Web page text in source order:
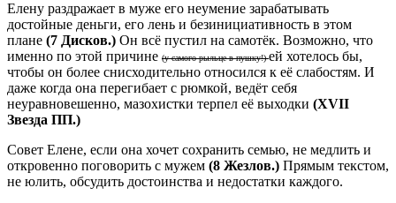
Елену раздражает в муже его неумение зарабатывать
достойные деньги, его лень и безинициативность в этом
плане (7 Дисков.) Он всё пустил на самотёк. Возможно, что
именно по этой причине (у самого рыльце в пушку!)ей хотелось бы,
чтобы он более снисходительно относился к её слабостям. И
даже когда она перегибает с рюмкой, ведёт себя
неуравновешенно, мазохистки терпел её выходки (ХVII
Звезда ПП.)
Совет Елене, если она хочет сохранить семью, не медлить и
откровенно поговорить с мужем (8 Жезлов.) Прямым текстом,
не юлить, обсудить достоинства и недостатки каждого.